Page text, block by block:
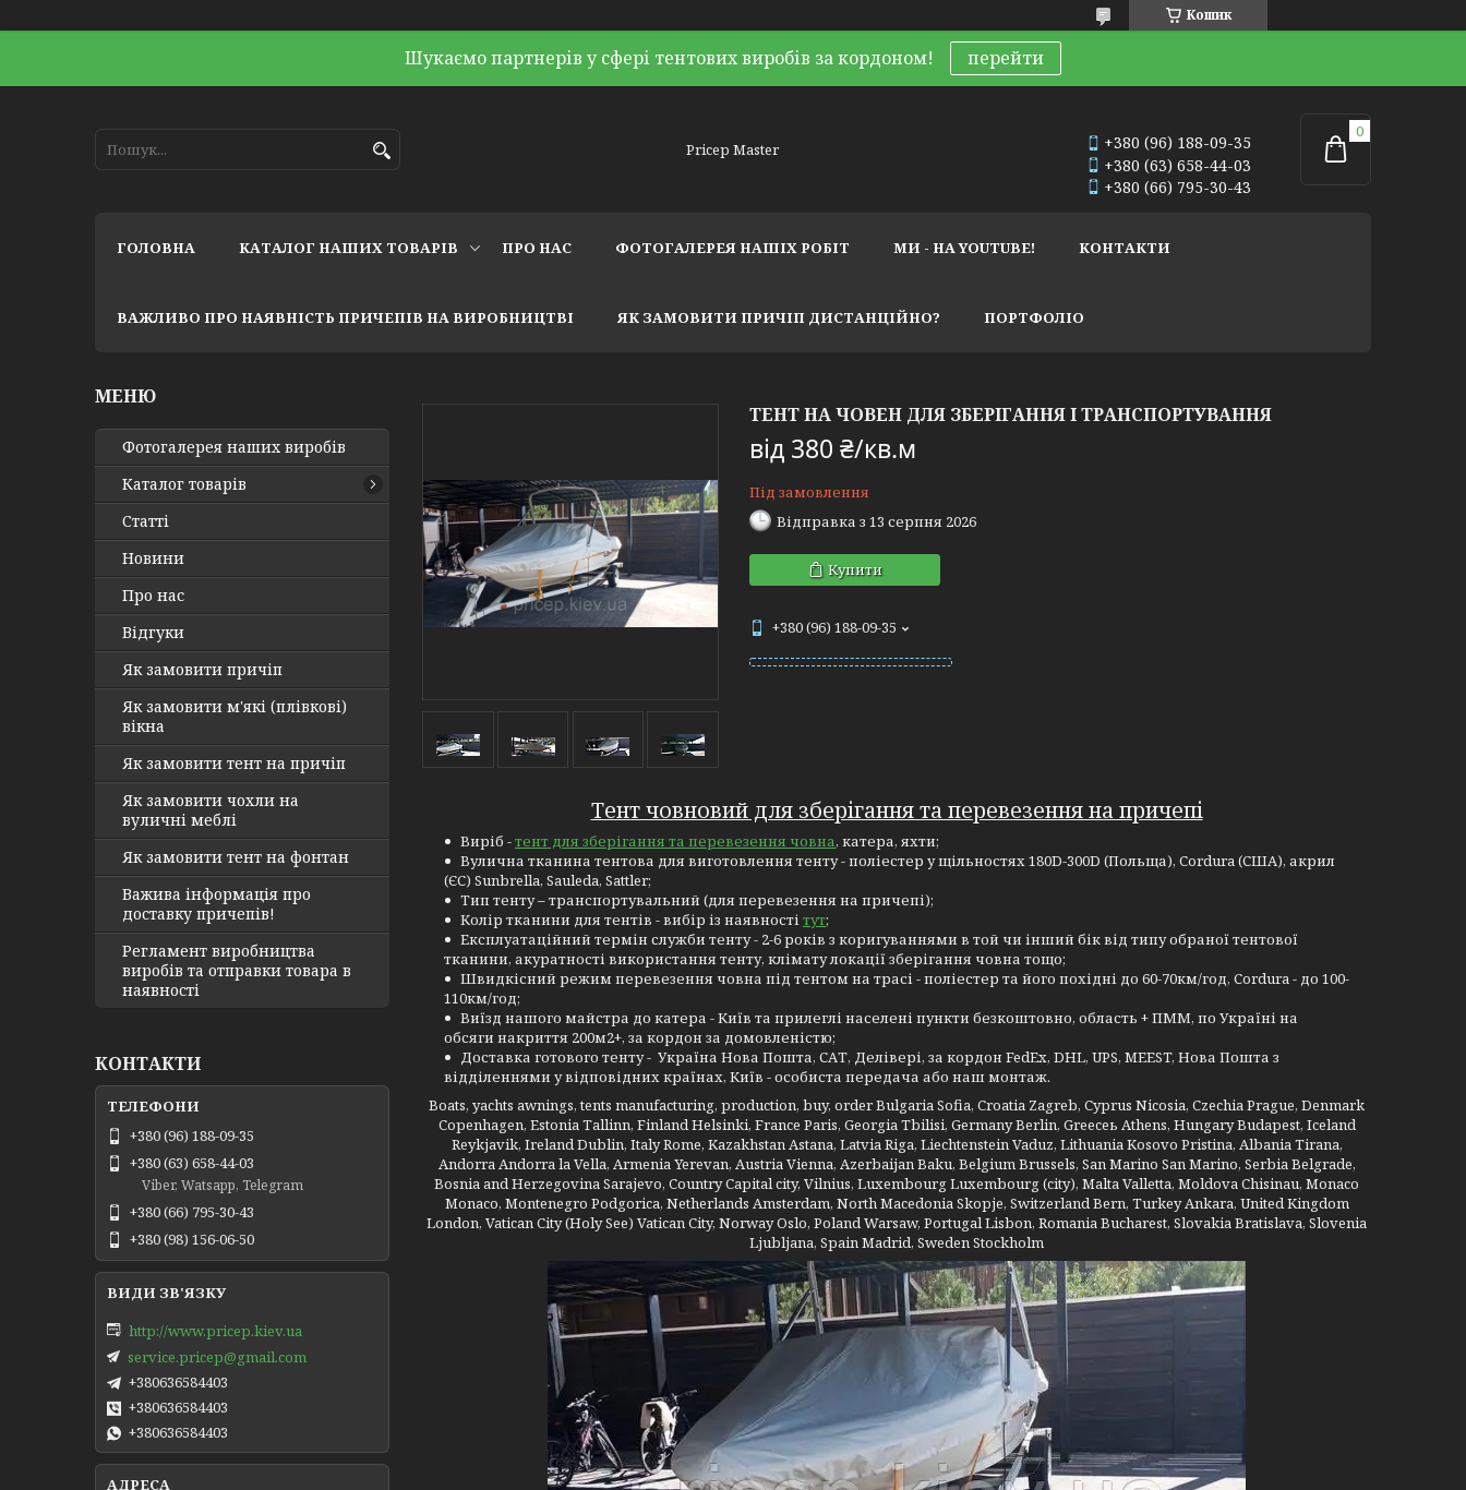
Кошик
Шукаємо партнерів у сфері тентових виробів за кордоном! перейти
Pricep Master
+380 (96) 188-09-35
+380 (63) 658-44-03
+380 (66) 795-30-43
ГОЛОВНА КАТАЛОГ НАШИХ ТОВАРІВ ПРО НАС ФОТОГАЛЕРЕЯ НАШІХ РОБІТ МИ - НА YOUTUBE! КОНТАКТИ
ВАЖЛИВО ПРО НАЯВНІСТЬ ПРИЧЕПІВ НА ВИРОБНИЦТВІ ЯК ЗАМОВИТИ ПРИЧІП ДИСТАНЦІЙНО? ПОРТФОЛІО
ТЕНТ НА ЧОВЕН ДЛЯ ЗБЕРІГАННЯ І ТРАНСПОРТУВАННЯ
від 380 ₴/кв.м
Під замовлення
Відправка з 13 серпня 2026
Купити
+380 (96) 188-09-35
Тент човновий для зберігання та перевезення на причепі
Виріб -тент для зберігання та перевезення човна, катера, яхти;
Вулична тканина тентова для виготовлення тенту - поліестер у щільностях 180D-300D (Польща), Cordura (США), акрил
(ЄС) Sunbrella, Sauleda, Sattler;
Тип тенту – транспортувальний (для перевезення на причепі);
Колір тканини для тентів - вибір із наявностітут;
Експлуатаційний термін служби тенту - 2-6 років з коригуваннями в той чи інший бік від типу обраної тентової
тканини, акуратності використання тенту, клімату локації зберігання човна тощо;
Швидкісний режим перевезення човна під тентом на трасі - поліестер та його похідні до 60-70км/год, Сordura - до 100-
110км/год;
Виїзд нашого майстра до катера - Київ та прилеглі населені пункти безкоштовно, область + ПММ, по Україні на
обсяги накриття 200м2+, за кордон за домовленістю;
Доставка готового тенту - Україна Нова Пошта, САТ, Делівері, за кордон FedEx, DHL, UPS, MEEST, Нова Пошта з
відділеннями у відповідних країнах, Київ - особиста передача або наш монтаж.
Boats, yachts awnings, tents manufacturing, production, buy, order Bulgaria Sofia, Croatia Zagreb, Cyprus Nicosia, Czechia Prague, Denmark
Copenhagen, Estonia Tallinn, Finland Helsinki, France Paris, Georgia Tbilisi, Germany Berlin, Greeceь Athens, Hungary Budapest, Iceland
Reykjavik, Ireland Dublin, Italy Rome, Kazakhstan Astana, Latvia Riga, Liechtenstein Vaduz, Lithuania Kosovo Pristina, Albania Tirana,
Andorra Andorra la Vella, Armenia Yerevan, Austria Vienna, Azerbaijan Baku, Belgium Brussels, San Marino San Marino, Serbia Belgrade,
Bosnia and Herzegovina Sarajevo, Country Capital city, Vilnius, Luxembourg Luxembourg (city), Malta Valletta, Moldova Chisinau, Monaco
Monaco, Montenegro Podgorica, Netherlands Amsterdam, North Macedonia Skopje, Switzerland Bern, Turkey Ankara, United Kingdom
London, Vatican City (Holy See) Vatican City, Norway Oslo, Poland Warsaw, Portugal Lisbon, Romania Bucharest, Slovakia Bratislava, Slovenia
Ljubljana, Spain Madrid, Sweden Stockholm
Фотогалерея наших виробів
Каталог товарів
Статті
Новини
Про нас
Відгуки
Як замовити причіп
Як замовити м'які (плівкові)
вікна
Як замовити тент на причіп
Як замовити чохли на
вуличні меблі
Як замовити тент на фонтан
Важива інформація про
доставку причепів!
Регламент виробництва
виробів та отправки товара в
наявності
КОНТАКТИ
+380 (96) 188-09-35
+380 (63) 658-44-03
Viber, Watsapp, Telegram
+380 (66) 795-30-43
+380 (98) 156-06-50
http://www.pricep.kiev.ua
service.pricep@gmail.com
+380636584403
+380636584403
+380636584403